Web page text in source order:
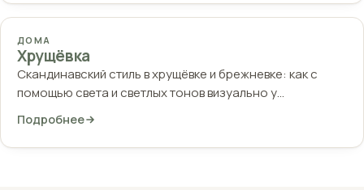
ДОМА
Хрущёвка
Скандинавский стиль в хрущёвке и брежневке: как с
помощью света и светлых тонов визуально у…
Подробнее